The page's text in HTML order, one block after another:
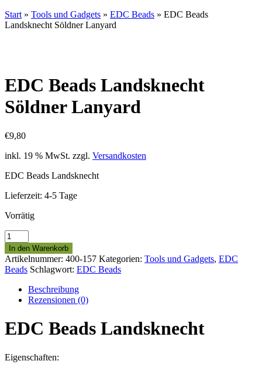
Start » Tools und Gadgets » EDC Beads » EDC Beads
Landsknecht Söldner Lanyard
EDC Beads Landsknecht
Söldner Lanyard
€9,80
inkl. 19 % MwSt. zzgl. Versandkosten
EDC Beads Landsknecht
Lieferzeit: 4-5 Tage
Vorrätig
EDC
Beads
Landsknecht
Söldner
Lanyard
Menge
In den Warenkorb
Artikelnummer: 400-157 Kategorien: Tools und Gadgets, EDC
Beads Schlagwort: EDC Beads
Beschreibung
Rezensionen (0)
EDC Beads Landsknecht
Eigenschaften: